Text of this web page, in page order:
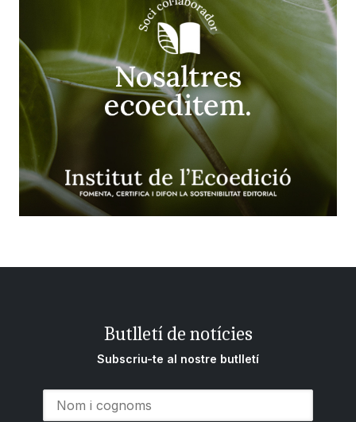
Butlletí de notícies
Subscriu-te al nostre butlletí